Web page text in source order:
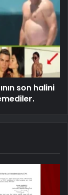
son halini